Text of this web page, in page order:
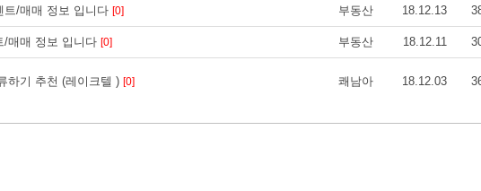
트/매매 정보 입니다 [0] 부동산 18.12.13
/매매 정보 입니다 [0] 부동산 18.12.11
하기 추천 (레이크텔 ) [0] 쾌남아 18.12.03